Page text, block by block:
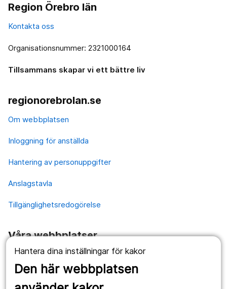
Hantera dina inställningar för kakor
Den här webbplatsen
Region Örebro län
Kontakta oss
Organisationsnummer: 2321000164
Tillsammans skapar vi ett bättre liv
regionorebrolan.se
Om webbplatsen
Inloggning för anställda
Hantering av personuppgifter
Anslagstavla
Tillgänglighetsredogörelse
Våra webbplatser
1177.se
Länstrafiken